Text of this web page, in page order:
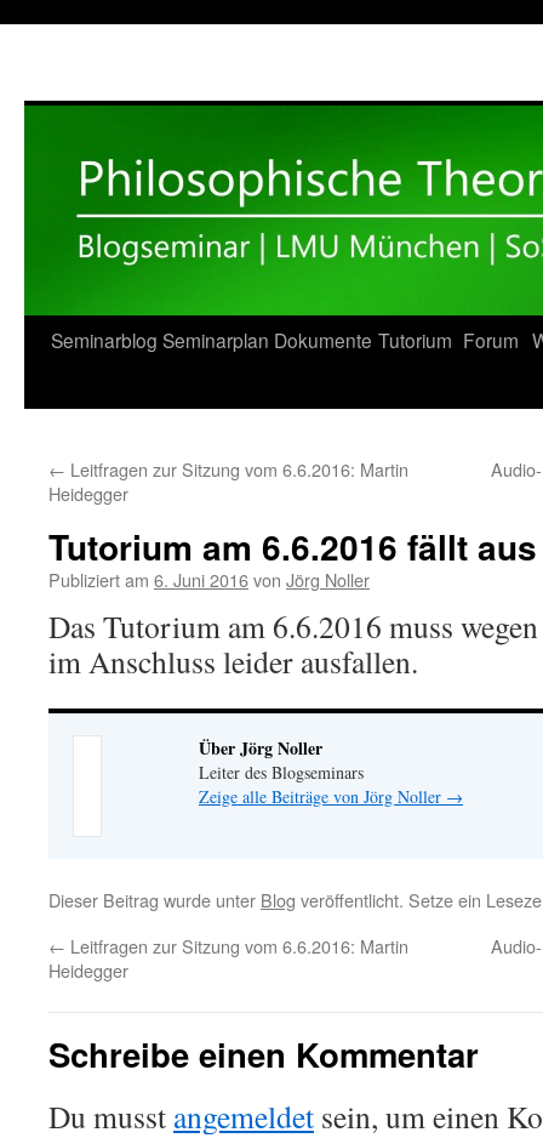
Zum
Seminarblog Seminarplan Dokumente Tutorium Forum
← Leitfragen zur Sitzung vom 6.6.2016: Martin
Heidegger
Tutorium am 6.6.2016 fällt aus
Publiziert am 6. Juni 2016von Jörg Noller
Das Tutorium am 6.6.2016 muss
im Anschluss leider ausfallen.
Über Jörg Noller
Leiter des Blogseminars
Zeige alle Beiträge von Jörg Noller →
Dieser Beitrag wurde unter Blog veröffentlicht. Setze ein
← Leitfragen zur Sitzung vom 6.6.2016: Martin
Heidegger
Schreibe einen Kommentar
Du musst angemeldet sein, um einen